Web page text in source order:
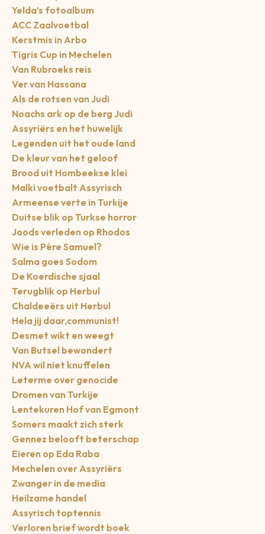
Yelda’s fotoalbum
ACC Zaalvoetbal
Kerstmis in Arbo
Tigris Cup in Mechelen
Van Rubroeks reis
Ver van Hassana
Als de rotsen van Judi
Noachs ark op de berg Judi
Assyriërs en het huwelijk
Legenden uit het oude land
De kleur van het geloof
Brood uit Hombeekse klei
Malki voetbalt Assyrisch
Armeense verte in Turkije
Duitse blik op Turkse horror
Joods verleden op Rhodos
Wie is Père Samuel?
Salma goes Sodom
De Koerdische sjaal
Terugblik op Herbul
Chaldeeërs uit Herbul
Hela jij daar,communist!
Desmet wikt en weegt
Van Butsel bewondert
NVA wil niet knuffelen
Leterme over genocide
Dromen van Turkije
Lentekuren Hof van Egmont
Somers maakt zich sterk
Gennez belooft beterschap
Eieren op Eda Raba
Mechelen over Assyriërs
Zwanger in de media
Heilzame handel
Assyrisch toptennis
Verloren brief wordt boek